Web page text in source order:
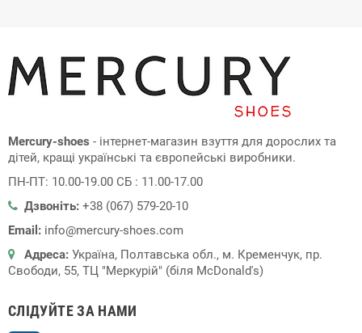
Mercury-shoes - інтернет-магазин взуття для дорослих та
дітей, кращі українські та європейські виробники.
ПН-ПТ: 10.00-19.00 СБ : 11.00-17.00
Дзвоніть: +38 (067) 579-20-10
Email: info@mercury-shoes.com
Адреса: Україна, Полтавська обл., м. Кременчук, пр.
Свободи, 55, ТЦ "Меркурій" (біля McDonald's)
СЛІДУЙТЕ ЗА НАМИ